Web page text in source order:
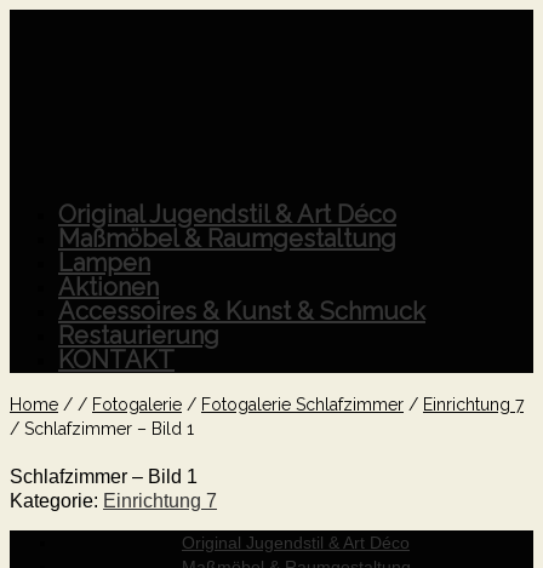
Original Jugendstil & Art Déco
Maßmöbel & Raumgestaltung
Lampen
Aktionen
Accessoires & Kunst & Schmuck
Restaurierung
KONTAKT
Home / / Fotogalerie / Fotogalerie Schlafzimmer / Einrichtung 7
/ Schlafzimmer – Bild 1
Schlafzimmer – Bild 1
Kategorie: Einrichtung 7
Original Jugendstil & Art Déco